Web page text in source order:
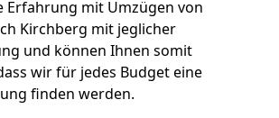
Erfahrung mit Umzügen von
Kirchberg mit jeglicher
und können Ihnen somit
wir für jedes Budget eine
finden werden.